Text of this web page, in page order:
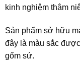
kinh nghiệm thâm
Sản phẩm sở hữu
đây là màu sắc
gốm sứ.